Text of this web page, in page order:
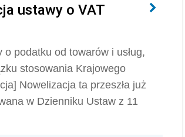
ustawy o VAT
podatku od towarów i usług,
stosowania Krajowego
Nowelizacja ta przeszła już
w Dzienniku Ustaw z 11